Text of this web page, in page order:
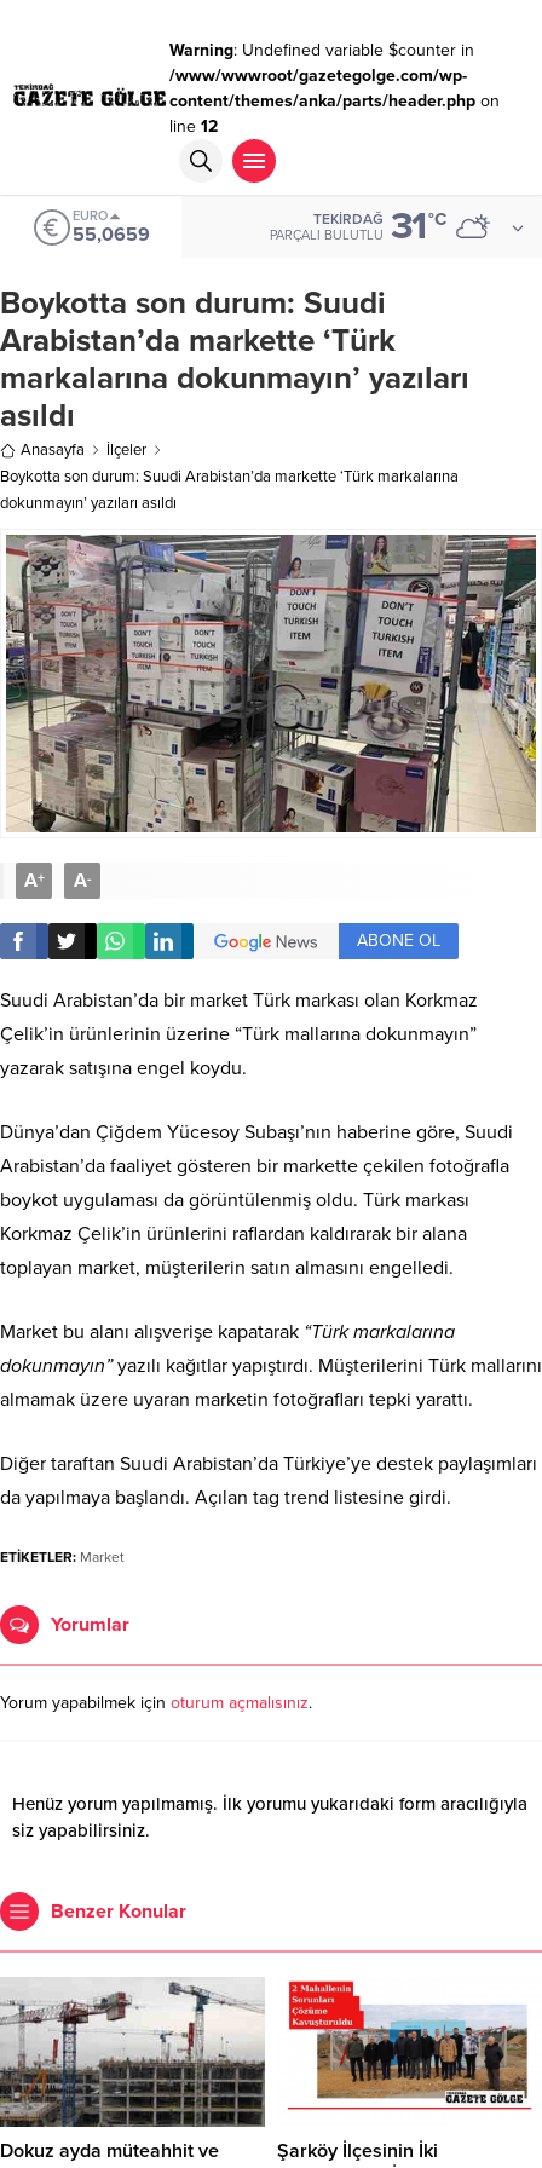
Warning: Undefined variable $counter in
/www/wwwroot/gazetegolge.com/wp-
content/themes/anka/parts/header.phpon
line 12
EURO
55,0659
TEKIRDAĞ
PARÇALI BULUTLU 31°C
Boykotta son durum: Suudi
Arabistan’da markette ‘Türk
markalarına dokunmayın’ yazıları
asıldı
Anasayfa
İlçeler
Boykotta son durum: Suudi Arabistan’da markette ‘Türk markalarına
dokunmayın’ yazıları asıldı
A+ A-
ABONE OL
Suudi Arabistan’da bir market Türk markası olan Korkmaz
Çelik’in ürünlerinin üzerine “Türk mallarına dokunmayın”
yazarak satışına engel koydu.
Dünya’dan Çiğdem Yücesoy Subaşı’nın haberine göre, Suudi
Arabistan’da faaliyet gösteren bir markette çekilen fotoğrafla
boykot uygulaması da görüntülenmiş oldu. Türk markası
Korkmaz Çelik’in ürünlerini raflardan kaldırarak bir alana
toplayan market, müşterilerin satın almasını engelledi.
Market bu alanı alışverişe kapatarak “Türk markalarına
dokunmayın”yazılı kağıtlar yapıştırdı. Müşterilerini Türk mallarını
almamak üzere uyaran marketin fotoğrafları tepki yarattı.
Diğer taraftan Suudi Arabistan’da Türkiye’ye destek paylaşımları
da yapılmaya başlandı. Açılan tag trend listesine girdi.
ETİKETLER: Market
Yorumlar
Yorum yapabilmek için oturum açmalısınız.
Henüz yorum yapılmamış. İlk yorumu yukarıdaki form aracılığıyla
siz yapabilirsiniz.
Benzer Konular
Dokuz ayda müteahhit ve
Şarköy İlçesinin İki